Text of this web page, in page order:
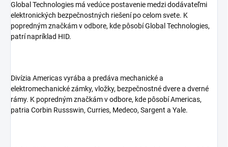
Global Technologies má vedúce postavenie medzi dodávateľmi
elektronických bezpečnostných riešení po celom svete. K
popredným značkám v odbore, kde pôsobí Global Technologies,
patrí napríklad HID.
Divízia Americas vyrába a predáva mechanické a
elektromechanické zámky, vložky, bezpečnostné dvere a dverné
rámy. K popredným značkám v odbore, kde pôsobí Americas,
patria Corbin Russswin, Curries, Medeco, Sargent a Yale.